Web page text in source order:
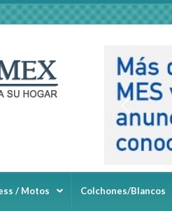
/ Motos Colchones/Blancos